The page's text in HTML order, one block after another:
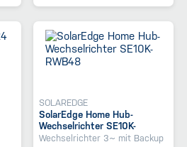
SOLAREDGE
SolarEdge Home Hub-
Wechselrichter SE10K-
RWB48
Wechselrichter 3~ mit Backup